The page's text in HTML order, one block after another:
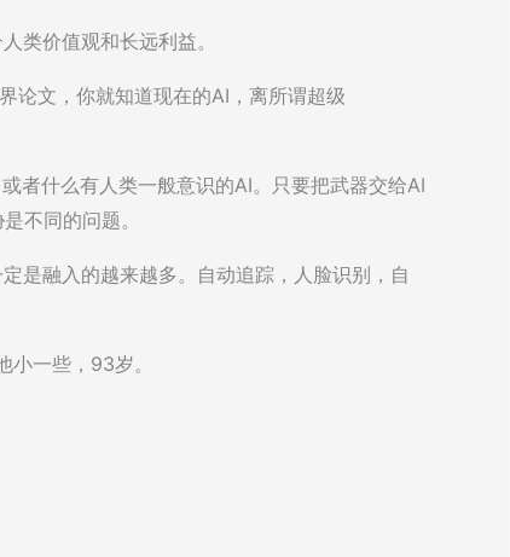
类价值观和长远利益。
论文，你就知道现在的AI，离所谓超级
者什么有人类一般意识的AI。只要把武器交给AI
不同的问题。
是融入的越来越多。自动追踪，人脸识别，自
一些，93岁。